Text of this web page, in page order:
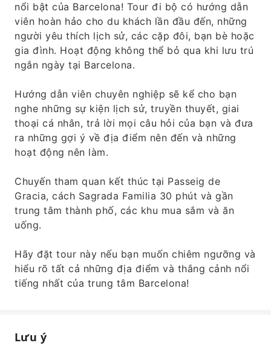
nổi bật của Barcelona! Tour đi bộ có hướng dẫn
viên hoàn hảo cho du khách lần đầu đến, những
người yêu thích lịch sử, các cặp đôi, bạn bè hoặc
gia đình. Hoạt động không thể bỏ qua khi lưu trú
ngắn ngày tại Barcelona.
Hướng dẫn viên chuyên nghiệp sẽ kể cho bạn
nghe những sự kiện lịch sử, truyền thuyết, giai
thoại cá nhân, trả lời mọi câu hỏi của bạn và đưa
ra những gợi ý về địa điểm nên đến và những
hoạt động nên làm.
Chuyến tham quan kết thúc tại Passeig de
Gracia, cách Sagrada Familia 30 phút và gần
trung tâm thành phố, các khu mua sắm và ăn
uống.
Hãy đặt tour này nếu bạn muốn chiêm ngưỡng và
hiểu rõ tất cả những địa điểm và thắng cảnh nổi
tiếng nhất của trung tâm Barcelona!
Lưu ý